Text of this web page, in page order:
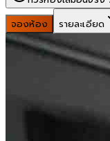
จองห้อง
รายละเอียด